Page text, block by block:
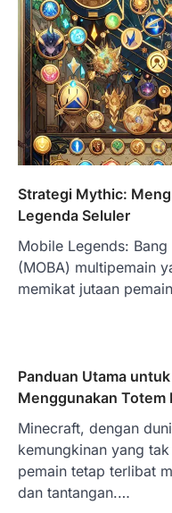
Strategi Mythic:
Legenda Seluler
Mobile Legends:
(MOBA) multipemain
memikat jutaan
Panduan Utama
Menggunakan Totem
Minecraft, dengan
kemungkinan yang
pemain tetap terlibat
dan tantangan.…